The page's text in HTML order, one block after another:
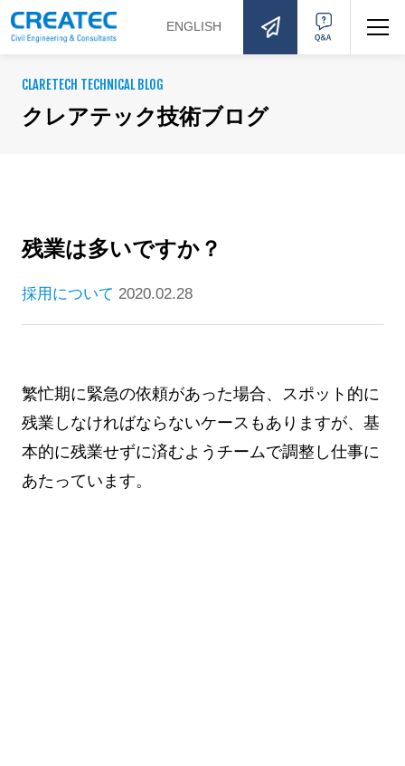
ENGLISH お問い合わせ Q&A
CLARETECH TECHNICAL BLOG
クレアテック技術ブログ
残業は多いですか？
採用について 2020.02.28
繁忙期に緊急の依頼があった場合、スポット的に
残業しなければならないケースもありますが、基
本的に残業せずに済むようチームで調整し仕事に
あたっています。